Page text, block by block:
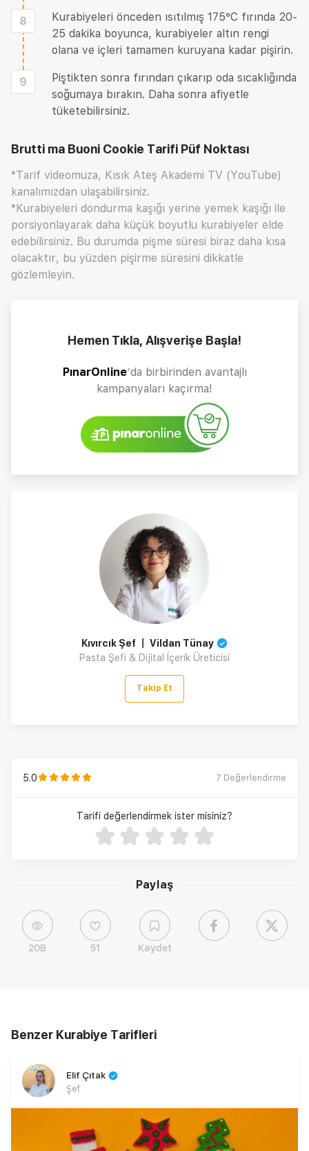
Paylaş
20B 51 Kaydet
8
Kurabiyeleri önceden ısıtılmış 175°C fırında 20-
25 dakika boyunca, kurabiyeler altın rengi
olana ve içleri tamamen kuruyana kadar pişirin.
9
Piştikten sonra fırından çıkarıp oda sıcaklığında
soğumaya bırakın. Daha sonra afiyetle
tüketebilirsiniz.
Brutti ma Buoni Cookie Tarifi Püf Noktası
*Tarif videomuza, Kısık Ateş Akademi TV (YouTube)
kanalımızdan ulaşabilirsiniz.
*Kurabiyeleri dondurma kaşığı yerine yemek kaşığı ile
porsiyonlayarak daha küçük boyutlu kurabiyeler elde
edebilirsiniz. Bu durumda pişme süresi biraz daha kısa
olacaktır, bu yüzden pişirme süresini dikkatle
gözlemleyin.
Hemen Tıkla, Alışverişe Başla!
PınarOnline’da birbirinden avantajlı
kampanyaları kaçırma!
Kıvırcık Şef 〡 Vildan Tünay
Pasta Şefi & Dijital İçerik Üreticisi
Takip Et
5.0 7 Değerlendirme
Tarifi değerlendirmek ister misiniz?
Benzer Kurabiye Tarifleri
Elif Çıtak
Şef